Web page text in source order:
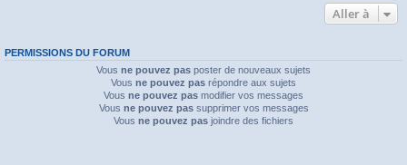
Aller à
PERMISSIONS DU FORUM
Vous ne pouvez pas poster de nouveaux sujets
Vous ne pouvez pas répondre aux sujets
Vous ne pouvez pas modifier vos messages
Vous ne pouvez passupprimer vos messages
Vous ne pouvez pas joindre des fichiers